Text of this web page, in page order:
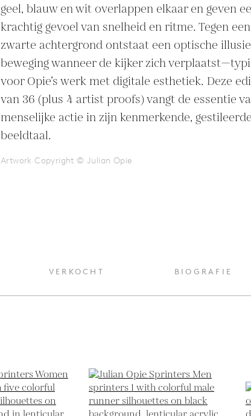
geel, blauw en wit overlappen elkaar en geven
krachtig gevoel van snelheid en ritme. Tegen een
zwarte achtergrond ontstaat een optische
beweging wanneer de kijker zich
voor Opie’s werk met digitale esthetiek. Deze
van 36 (plus 4 artist proofs) vangt de essentie
menselijke actie in zijn kenmerkende, gestileerde
beeldtaal.
Artwork Copyright © Julian Opie
VERKOCHT BIOGRAFIE